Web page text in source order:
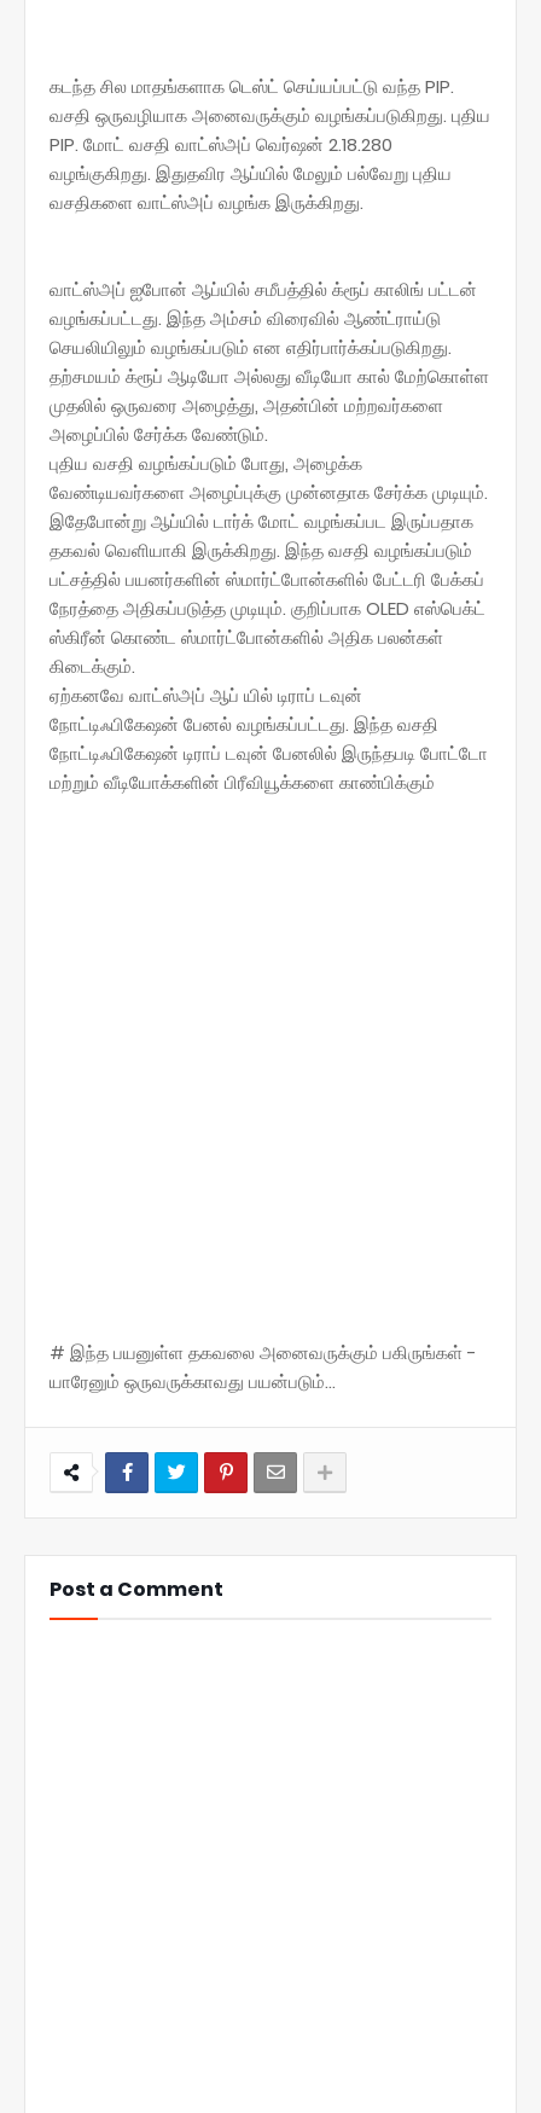
கடந்த சில மாதங்களாக டெஸ்ட் செய்யப்பட்டு வந்த PIP.
வசதி ஒருவழியாக அனைவருக்கும் வழங்கப்படுகிறது. புதிய
PIP. மோட் வசதி வாட்ஸ்அப் வெர்ஷன் 2.18.280
வழங்குகிறது. இதுதவிர ஆப்யில் மேலும் பல்வேறு புதிய
வசதிகளை வாட்ஸ்அப் வழங்க இருக்கிறது.
வாட்ஸ்அப் ஐபோன் ஆப்யில் சமீபத்தில் க்ரூப் காலிங் பட்டன்
வழங்கப்பட்டது. இந்த அம்சம் விரைவில் ஆண்ட்ராய்டு
செயலியிலும் வழங்கப்படும் என எதிர்பார்க்கப்படுகிறது.
தற்சமயம் க்ரூப் ஆடியோ அல்லது வீடியோ கால் மேற்கொள்ள
முதலில் ஒருவரை அழைத்து, அதன்பின் மற்றவர்களை
அழைப்பில் சேர்க்க வேண்டும்.
புதிய வசதி வழங்கப்படும் போது, அழைக்க
வேண்டியவர்களை அழைப்புக்கு முன்னதாக சேர்க்க முடியும்.
இதேபோன்று ஆப்யில் டார்க் மோட் வழங்கப்பட இருப்பதாக
தகவல் வெளியாகி இருக்கிறது. இந்த வசதி வழங்கப்படும்
பட்சத்தில் பயனர்களின் ஸ்மார்ட்போன்களில் பேட்டரி பேக்கப்
நேரத்தை அதிகப்படுத்த முடியும். குறிப்பாக OLED எஸ்பெக்ட்
ஸ்கிரீன் கொண்ட ஸ்மார்ட்போன்களில் அதிக பலன்கள்
கிடைக்கும்.
ஏற்கனவே வாட்ஸ்அப் ஆப் யில் டிராப் டவுன்
நோட்டிஃபிகேஷன் பேனல் வழங்கப்பட்டது. இந்த வசதி
நோட்டிஃபிகேஷன் டிராப் டவுன் பேனலில் இருந்தபடி போட்டோ
மற்றும் வீடியோக்களின் பிரீவியூக்களை காண்பிக்கும்
# இந்த பயனுள்ள தகவலை அனைவருக்கும் பகிருங்கள் -
யாரேனும் ஒருவருக்காவது பயன்படும்...
Post a Comment